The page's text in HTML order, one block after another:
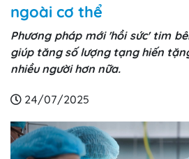
ngoài cơ thể
Phương pháp mới 'hồi sức' tim
giúp tăng số lượng tạng hiến
nhiều người hơn nữa.
24/07/2025